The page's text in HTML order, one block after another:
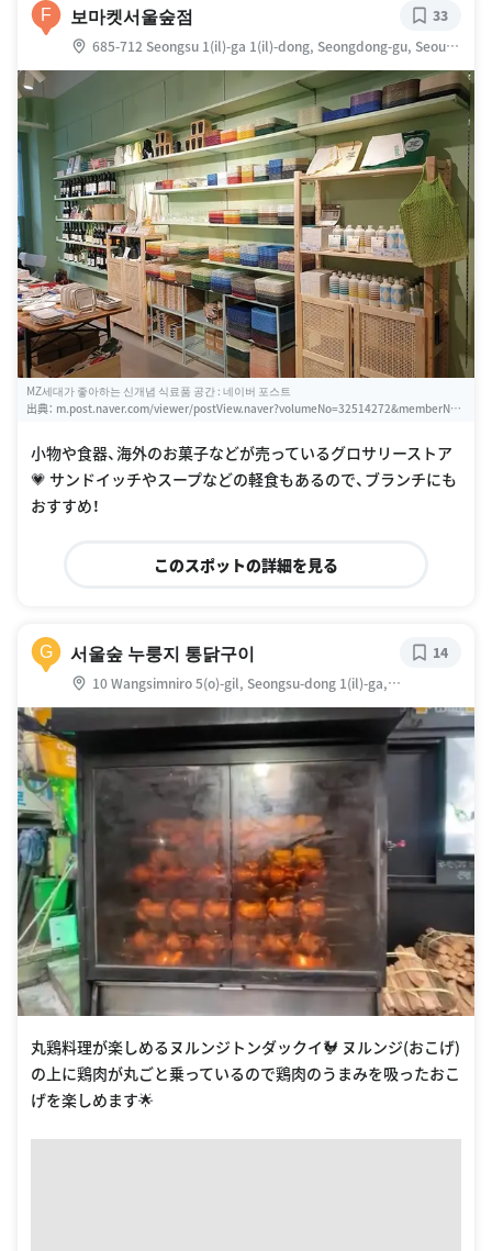
F 보마켓서울숲점
685-712 Seongsu 1(il)-ga 1(il)-dong, Seongdong-gu, Seoul,
大韓民国
33
MZ세대가 좋아하는 신개념 식료품 공간 : 네이버 포스트
出典： m.post.naver.com/viewer/postView.naver?volumeNo=32514272&memberNo=
小物や食器、海外のお菓子などが売っているグロサリーストア
💗 サンドイッチやスープなどの軽食もあるので、ブランチにも
おすすめ！
このスポットの詳細を見る
G 서울숲 누룽지 통닭구이
10 Wangsimniro 5(o)-gil, Seongsu-dong 1(il)-ga,
Seongdong-gu, Seoul, 大韓民国
14
丸鶏料理が楽しめるヌルンジトンダックイ🐓 ヌルンジ(おこげ)
の上に鶏肉が丸ごと乗っているので鶏肉のうまみを吸ったおこ
げを楽しめます🌟